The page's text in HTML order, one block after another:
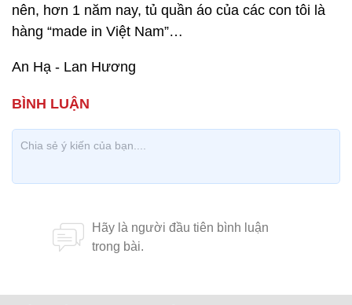
nên, hơn 1 năm nay, tủ quần áo của các con tôi là
hàng “made in Việt Nam”…
An Hạ - Lan Hương